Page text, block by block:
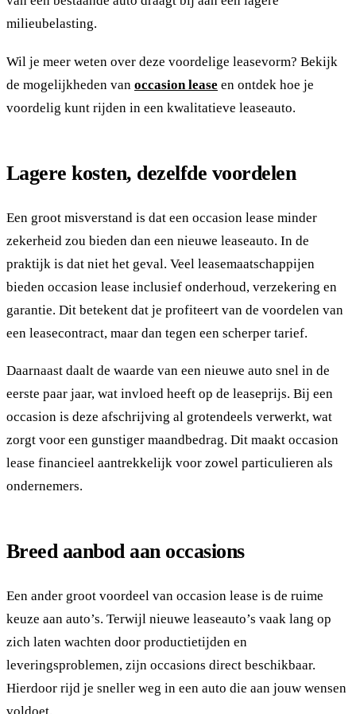
milieubelasting.
Wil je meer weten over deze voordelige leasevorm? Bekijk
de mogelijkheden van occasion lease en ontdek hoe je
voordelig kunt rijden in een kwalitatieve leaseauto.
Lagere kosten, dezelfde voordelen
Een groot misverstand is dat een occasion lease minder
zekerheid zou bieden dan een nieuwe leaseauto. In de
praktijk is dat niet het geval. Veel leasemaatschappijen
bieden occasion lease inclusief onderhoud, verzekering en
garantie. Dit betekent dat je profiteert van de voordelen van
een leasecontract, maar dan tegen een scherper tarief.
Daarnaast daalt de waarde van een nieuwe auto snel in de
eerste paar jaar, wat invloed heeft op de leaseprijs. Bij een
occasion is deze afschrijving al grotendeels verwerkt, wat
zorgt voor een gunstiger maandbedrag. Dit maakt occasion
lease financieel aantrekkelijk voor zowel particulieren als
ondernemers.
Breed aanbod aan occasions
Een ander groot voordeel van occasion lease is de ruime
keuze aan auto’s. Terwijl nieuwe leaseauto’s vaak lang op
zich laten wachten door productietijden en
leveringsproblemen, zijn occasions direct beschikbaar.
Hierdoor rijd je sneller weg in een auto die aan jouw wensen